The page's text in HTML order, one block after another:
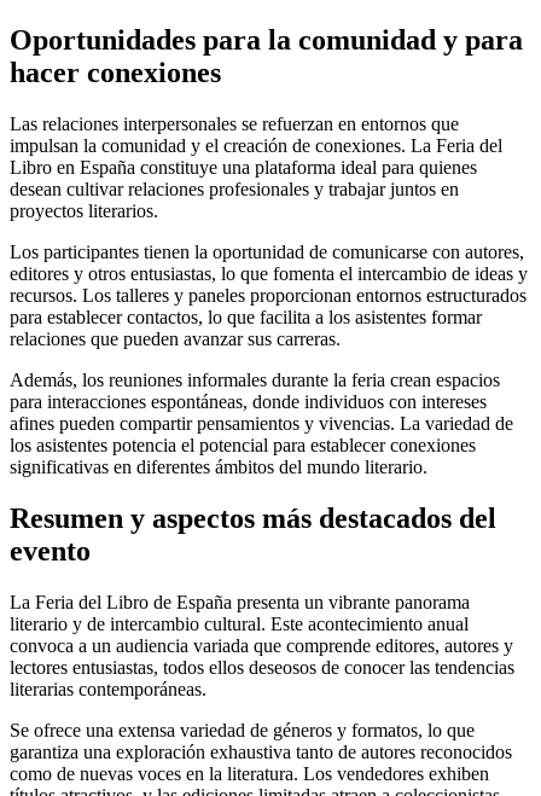
Oportunidades para la comunidad y para
hacer conexiones
Las relaciones interpersonales se refuerzan en entornos que
impulsan la comunidad y el creación de conexiones. La Feria del
Libro en España constituye una plataforma ideal para quienes
desean cultivar relaciones profesionales y trabajar juntos en
proyectos literarios.
Los participantes tienen la oportunidad de comunicarse con autores,
editores y otros entusiastas, lo que fomenta el intercambio de ideas y
recursos. Los talleres y paneles proporcionan entornos estructurados
para establecer contactos, lo que facilita a los asistentes formar
relaciones que pueden avanzar sus carreras.
Además, los reuniones informales durante la feria crean espacios
para interacciones espontáneas, donde individuos con intereses
afines pueden compartir pensamientos y vivencias. La variedad de
los asistentes potencia el potencial para establecer conexiones
significativas en diferentes ámbitos del mundo literario.
Resumen y aspectos más destacados del
evento
La Feria del Libro de España presenta un vibrante panorama
literario y de intercambio cultural. Este acontecimiento anual
convoca a un audiencia variada que comprende editores, autores y
lectores entusiastas, todos ellos deseosos de conocer las tendencias
literarias contemporáneas.
Se ofrece una extensa variedad de géneros y formatos, lo que
garantiza una exploración exhaustiva tanto de autores reconocidos
como de nuevas voces en la literatura. Los vendedores exhiben